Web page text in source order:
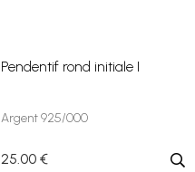
Pendentif rond initiale I
Argent 925/000
25.00 €